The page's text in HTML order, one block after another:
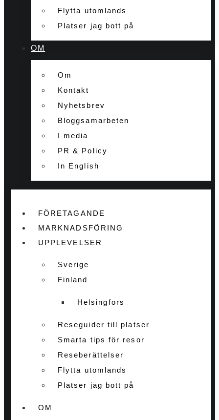
Flytta utomlands
Platser jag bott på
OM
Om
Kontakt
Nyhetsbrev
Bloggsamarbeten
I media
PR & Policy
In English
FÖRETAGANDE
MARKNADSFÖRING
UPPLEVELSER
Sverige
Finland
Helsingfors
Reseguider till platser
Smarta tips för resor
Reseberättelser
Flytta utomlands
Platser jag bott på
OM